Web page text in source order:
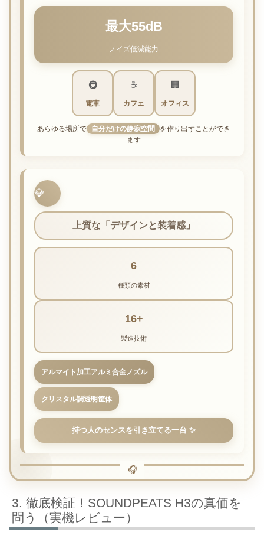
最大55dB
ノイズ低減能力
🚇
電車
☕
カフェ
🏢
オフィス
あらゆる場所で 自分だけの静寂空間
を作り出すことができ
ます
💎
上質な「デザインと装着感」
6
種類の素材
16+
製造技術
アルマイト加工アルミ合金ノズル
クリスタル調透明筐体
持つ人のセンスを引き立てる一台 ✨
🎧
徹底検証！SOUNDPEATS H3の真価を
問う（実機レビュー）